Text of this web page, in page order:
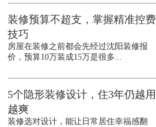
装修预算不超支，掌握精准控费
技巧
房屋在装修之前都会先经过沈阳装修报
价，预算10万装成15万是很多...
5个隐形装修设计，住3年仍越用
越爽
装修选对设计，能让日常居住幸福感翻